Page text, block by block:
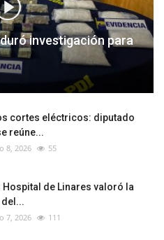
investigación para
cortes eléctricos: diputado
reúne...
8, 2026 55
Hospital de Linares valoró la
7, 2026 111